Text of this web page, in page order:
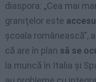
diaspora: „Cea mai
graniţelor este
şcoala românească”,
că are în plan să se
la muncă în Italia şi